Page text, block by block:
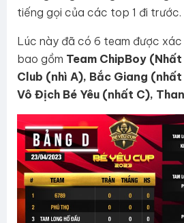
tiếng gọi của các top 1 đi trước.
Lúc này đã có 6 team được
bao gồm Team ChipBoy
Club (nhì A), Bắc Giang
Vô Địch Bé Yêu (nhất C),